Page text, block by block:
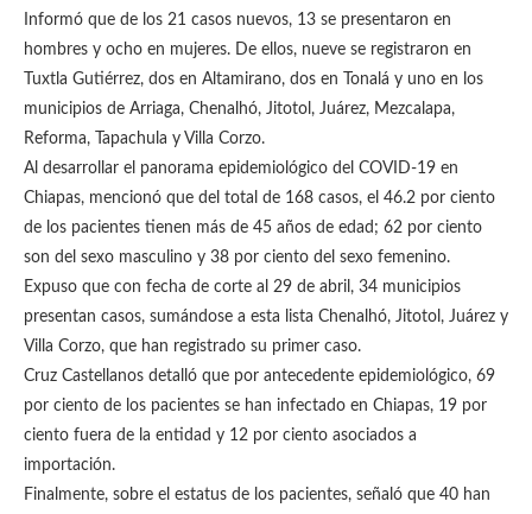
Informó que de los 21 casos nuevos, 13 se presentaron en
hombres y ocho en mujeres. De ellos, nueve se registraron en
Tuxtla Gutiérrez, dos en Altamirano, dos en Tonalá y uno en los
municipios de Arriaga, Chenalhó, Jitotol, Juárez, Mezcalapa,
Reforma, Tapachula y Villa Corzo.
Al desarrollar el panorama epidemiológico del COVID-19 en
Chiapas, mencionó que del total de 168 casos, el 46.2 por ciento
de los pacientes tienen más de 45 años de edad; 62 por ciento
son del sexo masculino y 38 por ciento del sexo femenino.
Expuso que con fecha de corte al 29 de abril, 34 municipios
presentan casos, sumándose a esta lista Chenalhó, Jitotol, Juárez y
Villa Corzo, que han registrado su primer caso.
Cruz Castellanos detalló que por antecedente epidemiológico, 69
por ciento de los pacientes se han infectado en Chiapas, 19 por
ciento fuera de la entidad y 12 por ciento asociados a
importación.
Finalmente, sobre el estatus de los pacientes, señaló que 40 han